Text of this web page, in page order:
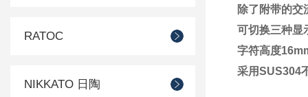
RATOC
NIKKATO 日陶
除了附带的交
可切换三种显
字符高度
采用SUS304